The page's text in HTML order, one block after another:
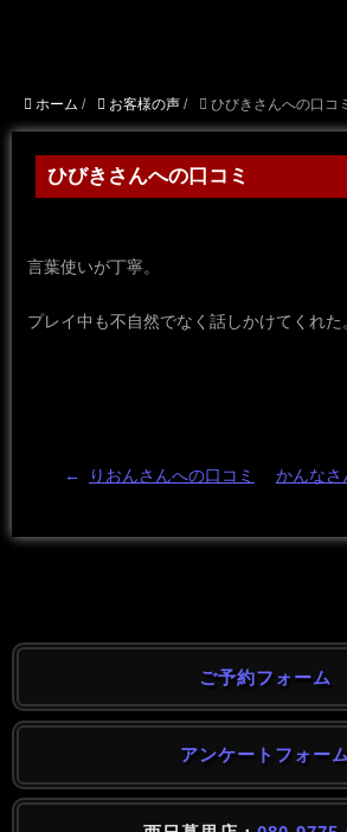
ホーム / お客様の声 / ひびきさんへの口コミ
ひびきさんへの口コミ
言葉使いが丁寧。
プレイ中も不自然でなく話しかけてくれた
← りおんさんへの口コミ かんなさ
ご予約フォーム
アンケートフォーム